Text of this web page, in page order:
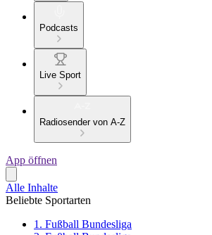
Podcasts
Live Sport
Radiosender von A-Z
App öffnen
Alle Inhalte
Beliebte Sportarten
1. Fußball Bundesliga